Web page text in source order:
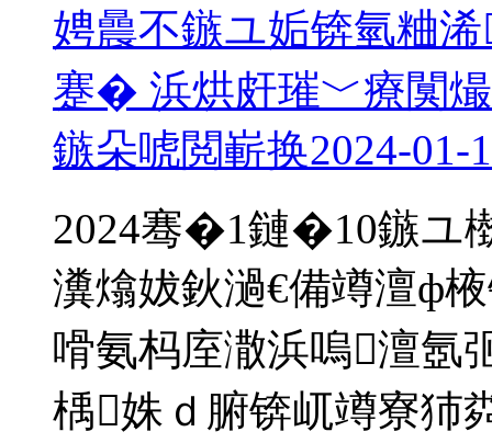
娉曟不鏃ユ姤锛氫粬
蹇� 浜烘皯璀﹀療闃
鏃朵唬閲嶄换2024-01-
2024骞�1鏈�10鏃ユ
瀵熻妭鈥濄€備竴澶ф
嗗氨杩庢潵浜嗚澶氬
楀姝ｄ腑锛屼竴寮犻